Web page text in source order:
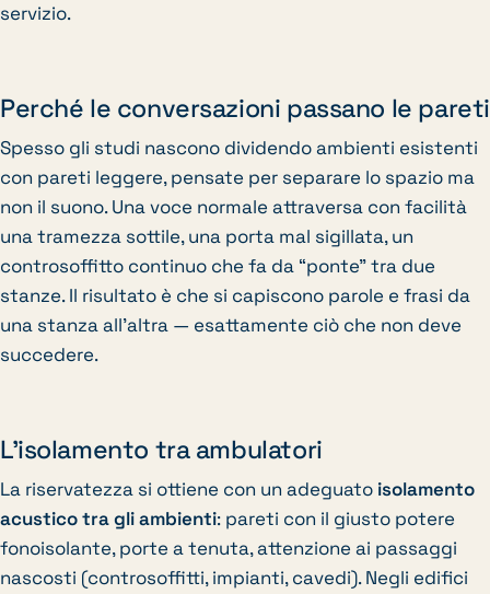
servizio.
Perché le conversazioni passano le pareti
Spesso gli studi nascono dividendo ambienti esistenti
con pareti leggere, pensate per separare lo spazio ma
non il suono. Una voce normale attraversa con facilità
una tramezza sottile, una porta mal sigillata, un
controsoffitto continuo che fa da “ponte” tra due
stanze. Il risultato è che si capiscono parole e frasi da
una stanza all’altra — esattamente ciò che non deve
succedere.
L’isolamento tra ambulatori
La riservatezza si ottiene con un adeguato isolamento
acustico tra gli ambienti: pareti con il giusto potere
fonoisolante, porte a tenuta, attenzione ai passaggi
nascosti (controsoffitti, impianti, cavedi). Negli edifici